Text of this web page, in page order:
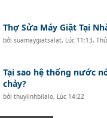
Thợ Sửa Máy Giặt Tại
bởi suamaygiatsalat, Lúc 11:13,
Tại sao hệ thống nước
chảy?
bởi thuylinhbilalo, Lúc 14:22